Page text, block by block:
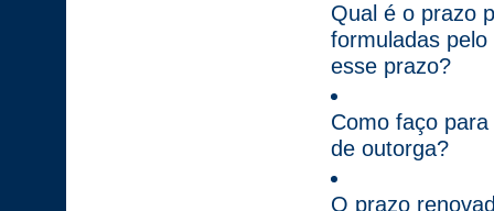
Qual é o prazo
formuladas
esse prazo?
Como faço
de outorga?
O prazo